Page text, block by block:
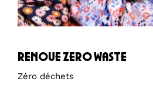
renoue zero waste
Zéro déchets